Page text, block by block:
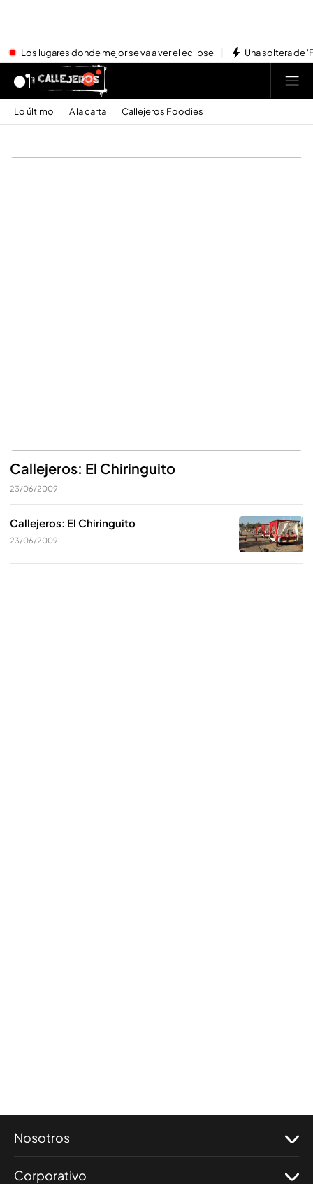
Los lugares donde mejor se va a ver el eclipse Una soltera de
Lo último A la carta Callejeros Foodies
Callejeros: El Chiringuito
23/06/2009
Callejeros: El Chiringuito
23/06/2009
Nosotros
Corporativo